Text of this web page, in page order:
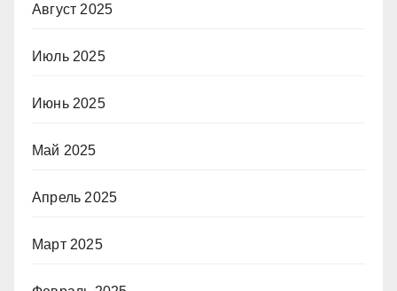
Август 2025
Июль 2025
Июнь 2025
Май 2025
Апрель 2025
Март 2025